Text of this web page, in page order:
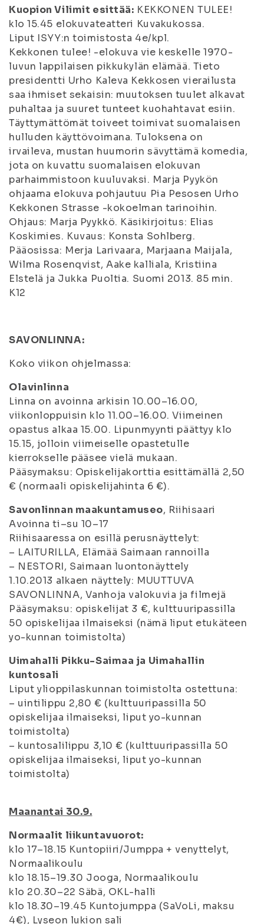
Kuopion Vilimit esittää: KEKKONEN TULEE!
klo 15.45 elokuvateatteri Kuvakukossa.
Liput ISYY:n toimistosta 4e/kpl.
Kekkonen tulee! -elokuva vie keskelle 1970-
luvun lappilaisen pikkukylän elämää. Tieto
presidentti Urho Kaleva Kekkosen vierailusta
saa ihmiset sekaisin: muutoksen tuulet alkavat
puhaltaa ja suuret tunteet kuohahtavat esiin.
Täyttymättömät toiveet toimivat suomalaisen
hulluden käyttövoimana. Tuloksena on
irvaileva, mustan huumorin sävyttämä komedia,
jota on kuvattu suomalaisen elokuvan
parhaimmistoon kuuluvaksi. Marja Pyykön
ohjaama elokuva pohjautuu Pia Pesosen Urho
Kekkonen Strasse -kokoelman tarinoihin.
Ohjaus: Marja Pyykkö. Käsikirjoitus: Elias
Koskimies. Kuvaus: Konsta Sohlberg.
Pääosissa: Merja Larivaara, Marjaana Maijala,
Wilma Rosenqvist, Aake kalliala, Kristiina
Elstelä ja Jukka Puoltia. Suomi 2013. 85 min.
K12
SAVONLINNA:
Koko viikon ohjelmassa:
Olavinlinna
Linna on avoinna arkisin 10.00–16.00,
viikonloppuisin klo 11.00–16.00. Viimeinen
opastus alkaa 15.00. Lipunmyynti päättyy klo
15.15, jolloin viimeiselle opastetulle
kierrokselle pääsee vielä mukaan.
Pääsymaksu: Opiskelijakorttia esittämällä 2,50
€ (normaali opiskelijahinta 6 €).
Savonlinnan maakuntamuseo, Riihisaari
Avoinna ti–su 10–17
Riihisaaressa on esillä perusnäyttelyt:
– LAITURILLA, Elämää Saimaan rannoilla
– NESTORI, Saimaan luontonäyttely
1.10.2013 alkaen näyttely: MUUTTUVA
SAVONLINNA, Vanhoja valokuvia ja filmejä
Pääsymaksu: opiskelijat 3 €, kulttuuripassilla
50 opiskelijaa ilmaiseksi (nämä liput etukäteen
yo-kunnan toimistolta)
Uimahalli Pikku-Saimaa ja Uimahallin
kuntosali
Liput ylioppilaskunnan toimistolta ostettuna:
– uintilippu 2,80 € (kulttuuripassilla 50
opiskelijaa ilmaiseksi, liput yo-kunnan
toimistolta)
– kuntosalilippu 3,10 € (kulttuuripassilla 50
opiskelijaa ilmaiseksi, liput yo-kunnan
toimistolta)
Maanantai 30.9.
Normaalit liikuntavuorot:
klo 17–18.15 Kuntopiiri/Jumppa + venyttelyt,
Normaalikoulu
klo 18.15–19.30 Jooga, Normaalikoulu
klo 20.30–22 Säbä, OKL-halli
klo 18.30–19.45 Kuntojumppa (SaVoLi, maksu
4€), Lyseon lukion sali